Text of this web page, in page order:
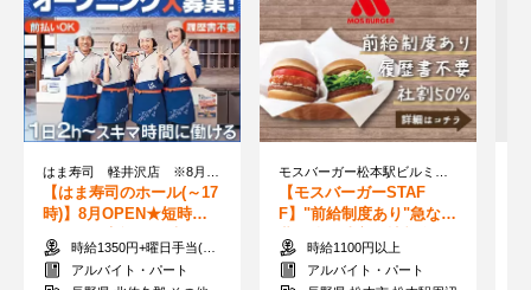
【はま寿司のホール(～17
時)】8月OPEN★短時間
シフトで家族との時間も
大切に♪前払いOK！
時給1350円+曜日手当(土+70円、日祝+100円)
アルバイト・パート
【モスバーガーSTAF
F】"前給制度あり"急な出
費の強い味方★社割全品5
0％OFF♪未経験OK！
時給1100円以上
アルバイト・パート